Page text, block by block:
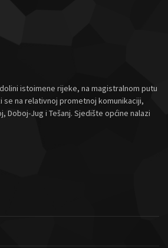
istoimene rijeke, na magistralnom putu
se na relativnoj prometnoj komunikaciji,
Doboj-Jug i Tešanj. Sjedište općine nalazi